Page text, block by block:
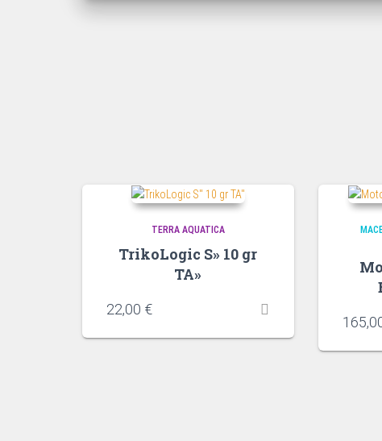
TERRA AQUATICA
TrikoLogic S» 10 gr
TA»
22,00 €